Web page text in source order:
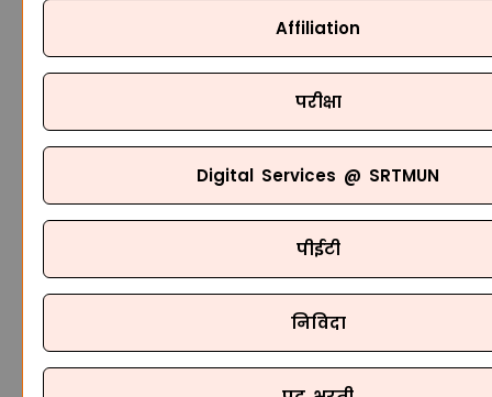
Affiliation
परीक्षा
Digital Services @ SRTMUN
पीईटी
निविदा